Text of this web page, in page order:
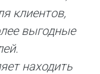
клиентов,
выгодные
находить